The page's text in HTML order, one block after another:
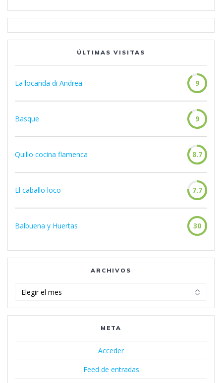
ÚLTIMAS VISITAS
La locanda di Andrea 9
Basque 9
Quillo cocina flamenca 8.7
El caballo loco 7.7
Balbuena y Huertas 30
ARCHIVOS
META
Acceder
Feed de entradas